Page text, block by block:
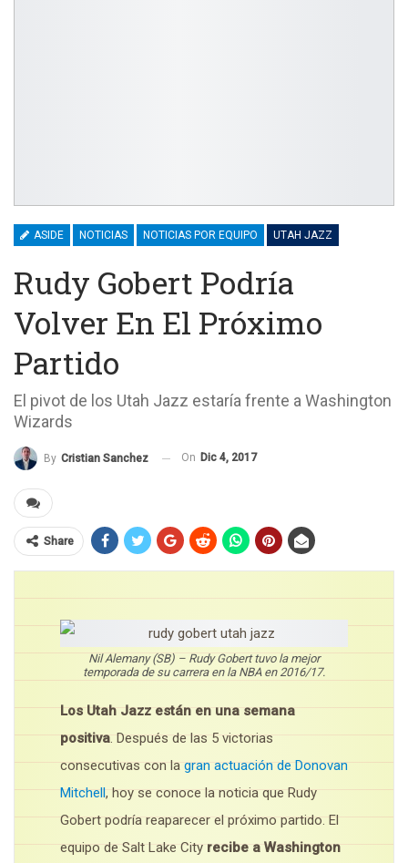
ASIDE NOTICIAS NOTICIAS POR EQUIPO UTAH JAZZ
Rudy Gobert Podría
Volver En El Próximo
Partido
El pivot de los Utah Jazz estaría frente a Washington
Wizards
By Cristian Sanchez On Dic 4, 2017
Share
Nil Alemany (SB) – Rudy Gobert tuvo la mejor
temporada de su carrera en la NBA en 2016/17.
Los Utah Jazz están en una semana
positiva. Después de las 5 victorias
consecutivas con la gran actuación de Donovan
Mitchell, hoy se conoce la noticia que Rudy
Gobert podría reaparecer el próximo partido. El
equipo de Salt Lake City recibe a Washington